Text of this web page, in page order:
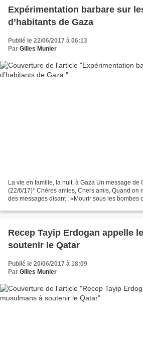
Expérimentation barbare sur
d’habitants de Gaza
Publié le 22/06/2017 à 06:13
Par Gilles Munier
La vie en famille, la nuit, à Gaza Un message de
(22/6/17)* Chères amies, Chers amis, Quand on
des messages disant : «Mourir sous les bombes
Recep Tayip Erdogan appelle les musulmans à
soutenir le Qatar
Publié le 20/06/2017 à 18:09
Par Gilles Munier